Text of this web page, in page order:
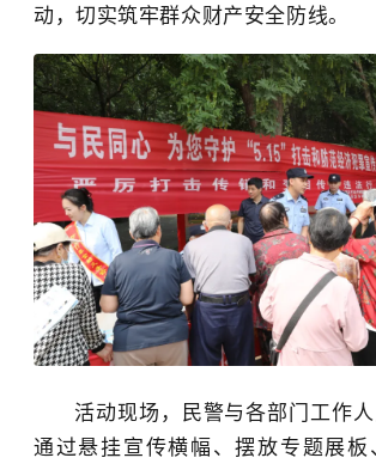
动，切实筑牢群众财产安全防线。
活动现场，民警与各部门工作人
通过悬挂宣传横幅、摆放专题展板